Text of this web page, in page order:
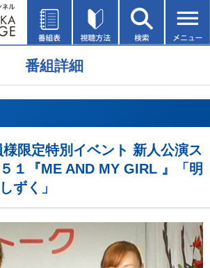
番組詳細
限定特別イベント 新人公演ス
１『ME AND MY GIRL 』「明
ずく」